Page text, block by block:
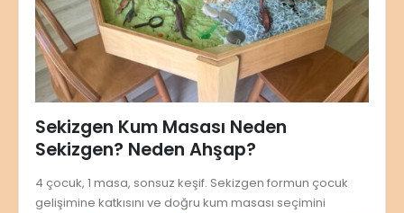
Sekizgen Kum Masası Neden
Sekizgen? Neden Ahşap?
4 çocuk, 1 masa, sonsuz keşif. Sekizgen formun çocuk
gelişimine katkısını ve doğru kum masası seçimini